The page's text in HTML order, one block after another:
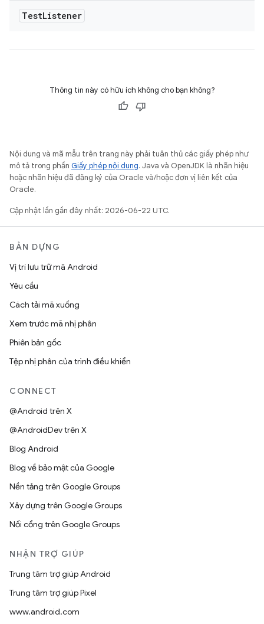
TestListener
Thông tin này có hữu ích không cho bạn không?
Nội dung và mã mẫu trên trang này phải tuân thủ các giấy phép như
mô tả trong phần Giấy phép nội dung. Java và OpenJDK là nhãn hiệu
hoặc nhãn hiệu đã đăng ký của Oracle và/hoặc đơn vị liên kết của
Oracle.
Cập nhật lần gần đây nhất: 2026-06-22 UTC.
BẢN DỰNG
Vị trí lưu trữ mã Android
Yêu cầu
Cách tải mã xuống
Xem trước mã nhị phân
Phiên bản gốc
Tệp nhị phân của trình điều khiển
CONNECT
@Android trên X
@AndroidDev trên X
Blog Android
Blog về bảo mật của Google
Nền tảng trên Google Groups
Xây dựng trên Google Groups
Nối cổng trên Google Groups
NHẬN TRỢ GIÚP
Trung tâm trợ giúp Android
Trung tâm trợ giúp Pixel
www.android.com